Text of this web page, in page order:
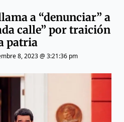
a “denunciar” a
calle” por traición
patria
8, 2023 @ 3:21:36 pm